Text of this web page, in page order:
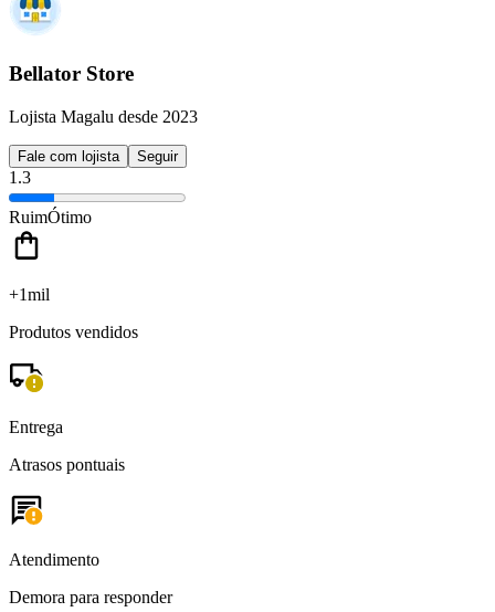
Bellator Store
Lojista Magalu desde 2023
Fale com lojista Seguir
1.3
RuimÓtimo
+1mil
Produtos vendidos
Entrega
Atrasos pontuais
Atendimento
Demora para responder